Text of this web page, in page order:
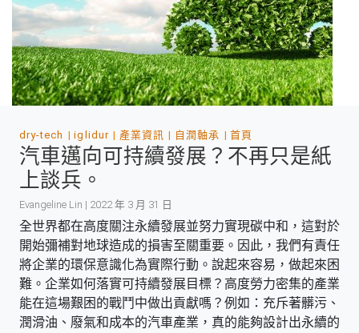
dry-tech iglidur 產業資訊 自潤軸承 首頁
汽車邁向可持續發展？不再只是紙
上談兵。
Evangeline Lin | 2022 年 3 月 31 日
全世界都在高度關注永續發展並努力實現碳中和，這對於
開始彌補對地球造成的損害至關重要。因此，我們有責任
將企業的環保意識化為實際行動。說起來容易，做起來困
難。企業如何落實可持續發展目標？高度勞力密集的產業
能在這場艱困的戰鬥中做出貢獻嗎？例如：充斥著髒污、
潤滑油、廢氣和成本的汽車產業，真的能夠設計出永續的